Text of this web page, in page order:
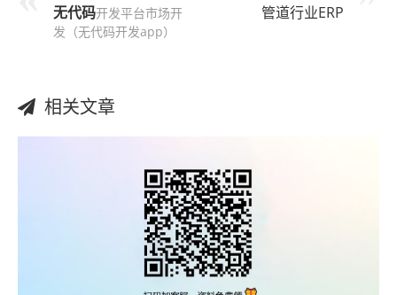
无代码开发平台市场开
发（无代码开发app）
管道行业ERP
相关文章